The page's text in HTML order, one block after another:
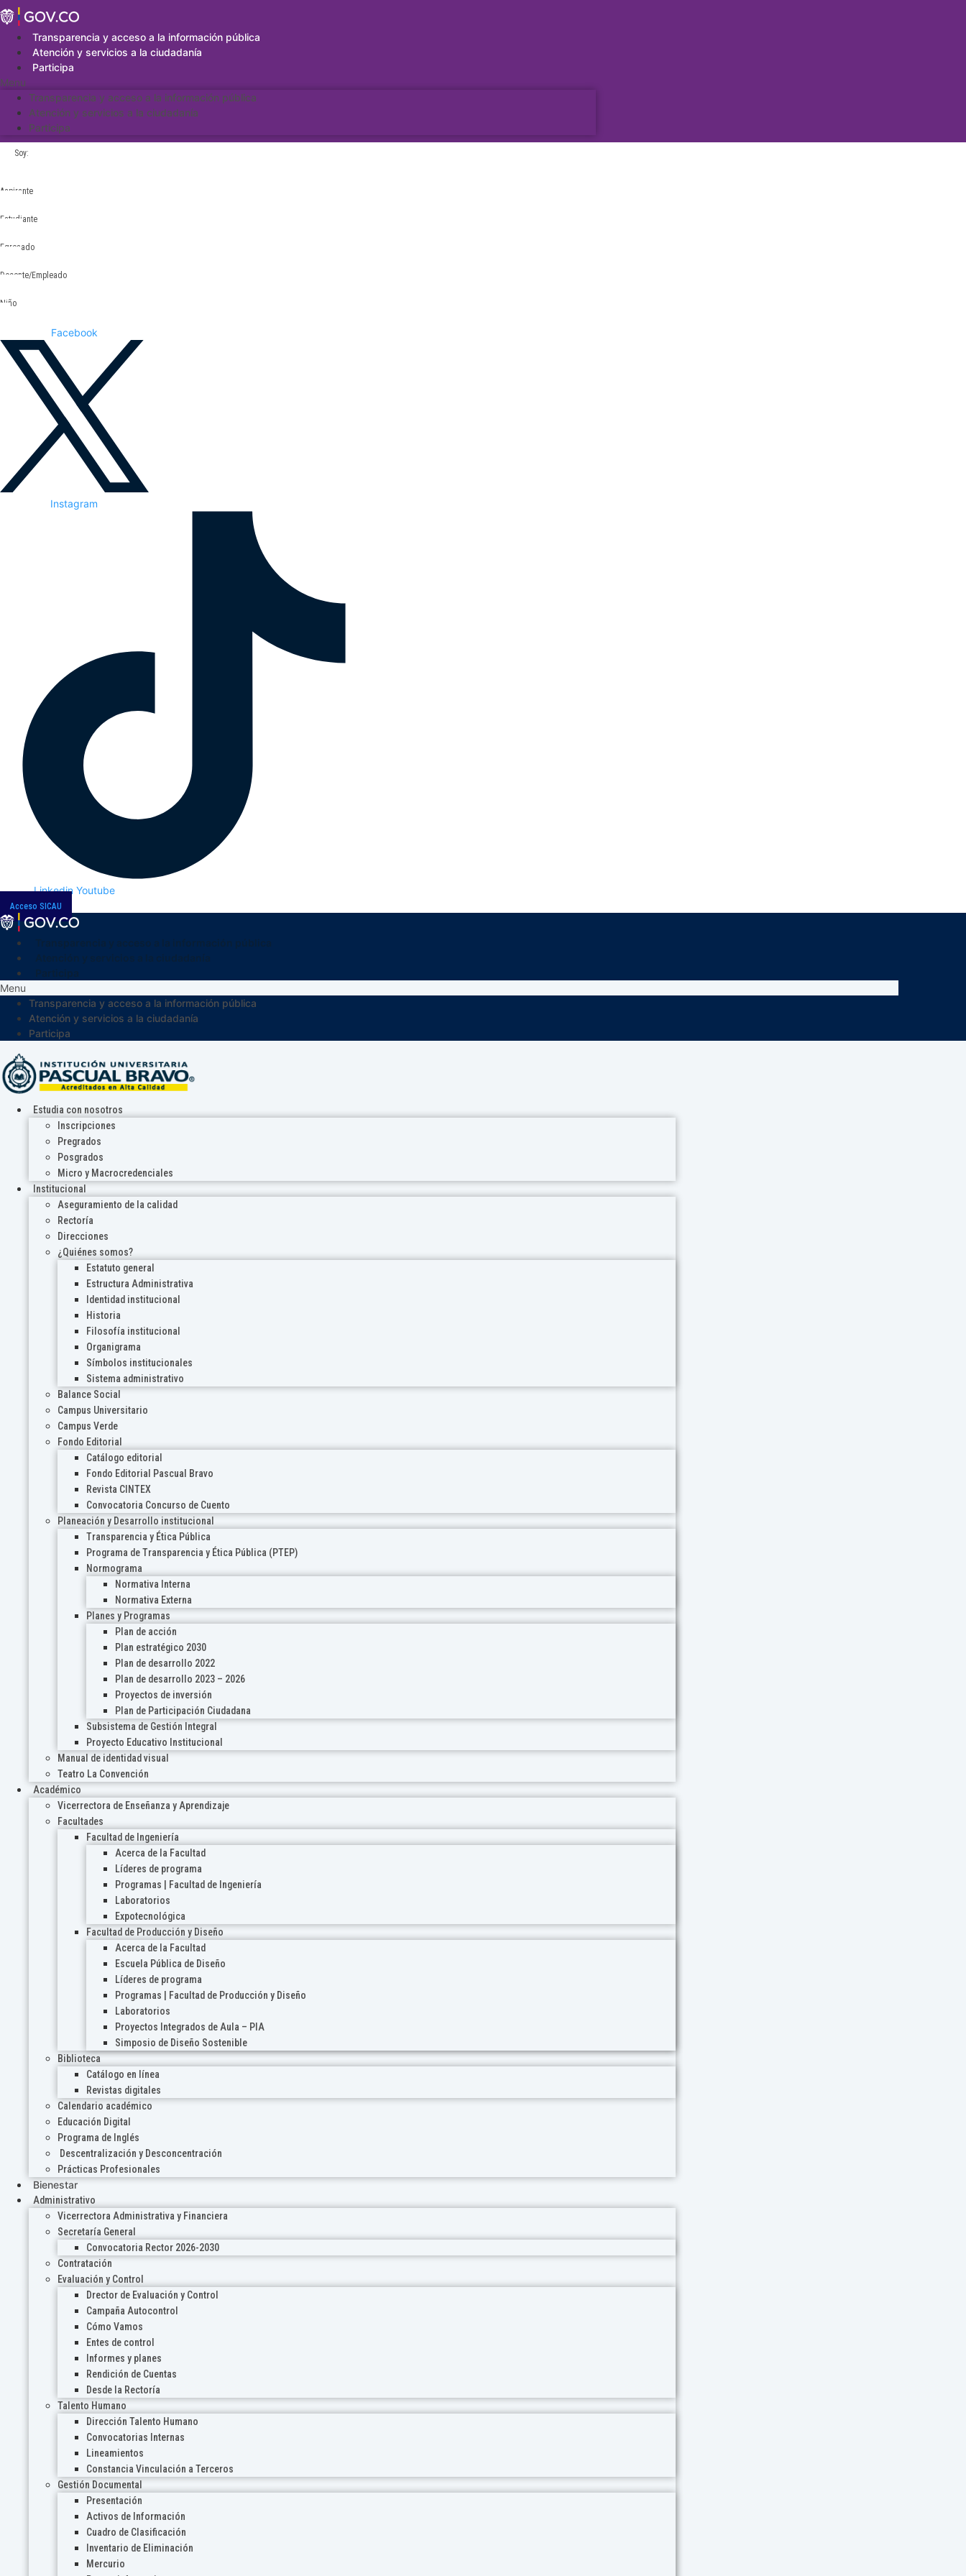
Saltar
al
contenidoTransparencia y acceso a la información pública
Atención y servicios a la ciudadanía
Participa
Menu
Transparencia y acceso a la información pública
Atención y servicios a la ciudadanía
Participa
Soy:
Aspirante
Estudiante
Egresado
Docente/Empleado
Niño
Facebook
Instagram
Linkedin Youtube
Acceso SICAU
Menu
Transparencia y acceso a la información pública
Atención y servicios a la ciudadanía
Participa
Estudia con nosotros
Inscripciones
Pregrados
Posgrados
Micro y Macrocredenciales
Institucional
Aseguramiento de la calidad
Rectoría
Direcciones
¿Quiénes somos?
Estatuto general
Estructura Administrativa
Identidad institucional
Historia
Filosofía institucional
Organigrama
Símbolos institucionales
Sistema administrativo
Balance Social
Campus Universitario
Campus Verde
Fondo Editorial
Catálogo editorial
Fondo Editorial Pascual Bravo
Revista CINTEX
Convocatoria Concurso de Cuento
Planeación y Desarrollo institucional
Transparencia y Ética Pública
Programa de Transparencia y Ética Pública (PTEP)
Normograma
Normativa Interna
Normativa Externa
Planes y Programas
Plan de acción
Plan estratégico 2030
Plan de desarrollo 2022
Plan de desarrollo 2023 – 2026
Proyectos de inversión
Plan de Participación Ciudadana
Subsistema de Gestión Integral
Proyecto Educativo Institucional
Manual de identidad visual
Teatro La Convención
Académico
Vicerrectora de Enseñanza y Aprendizaje
Facultades
Facultad de Ingeniería
Acerca de la Facultad
Líderes de programa
Programas | Facultad de Ingeniería
Laboratorios
Expotecnológica
Facultad de Producción y Diseño
Acerca de la Facultad
Escuela Pública de Diseño
Líderes de programa
Programas | Facultad de Producción y Diseño
Laboratorios
Proyectos Integrados de Aula – PIA
Simposio de Diseño Sostenible
Biblioteca
Catálogo en línea
Revistas digitales
Calendario académico
Educación Digital
Programa de Inglés
Descentralización y Desconcentración
Prácticas Profesionales
Bienestar
Administrativo
Vicerrectora Administrativa y Financiera
Secretaría General
Convocatoria Rector 2026-2030
Contratación
Evaluación y Control
Drector de Evaluación y Control
Campaña Autocontrol
Cómo Vamos
Entes de control
Informes y planes
Rendición de Cuentas
Desde la Rectoría
Talento Humano
Dirección Talento Humano
Convocatorias Internas
Lineamientos
Constancia Vinculación a Terceros
Gestión Documental
Presentación
Activos de Información
Cuadro de Clasificación
Inventario de Eliminación
Mercurio